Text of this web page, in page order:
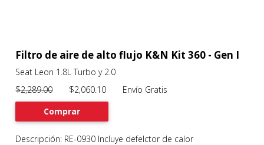
Previous
Filtro de aire de alto flujo K&N Kit 360 - Gen I
Seat Leon 1.8L Turbo y 2.0
$2,289.00$2,060.10 Envío Gratis
Comprar
Descripción: RE-0930 Incluye defelctor de calor